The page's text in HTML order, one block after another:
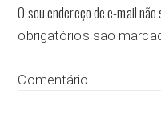
O seu endereço de e-mail
obrigatórios são
Comentário